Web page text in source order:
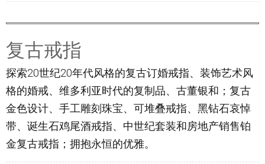
复古戒指
探索20世纪20年代风格的复古订婚戒指、装饰艺术风
格的婚戒、维多利亚时代的复制品、古董银和；复古
金色设计、手工雕刻珠宝、可堆叠戒指、黑钻石哀悼
带、诞生石鸡尾酒戒指、中世纪套装和房地产销售铂
金复古戒指；拥抱永恒的优雅。